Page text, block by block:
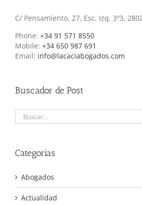
C/ Pensamiento, 27, Esc. Izq. 3º3,
Phone: +34 91 571 8550
Mobile: +34 650 987 691
Email: info@lacaciabogados.com
Buscador de Post
Buscar:
Categorías
Abogados
Actualidad